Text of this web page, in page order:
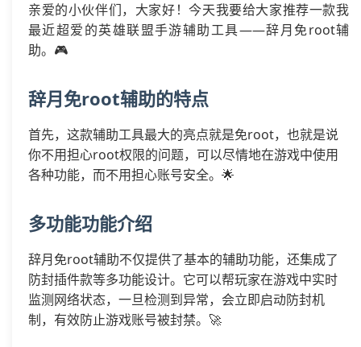
亲爱的小伙伴们，大家好！今天我要给大家推荐一款我
最近超爱的英雄联盟手游辅助工具——辞月免root辅
助。🎮
辞月免root辅助的特点
首先，这款辅助工具最大的亮点就是免root，也就是说
你不用担心root权限的问题，可以尽情地在游戏中使用
各种功能，而不用担心账号安全。🌟
多功能功能介绍
辞月免root辅助不仅提供了基本的辅助功能，还集成了
防封插件款等多功能设计。它可以帮玩家在游戏中实时
监测网络状态，一旦检测到异常，会立即启动防封机
制，有效防止游戏账号被封禁。🚀